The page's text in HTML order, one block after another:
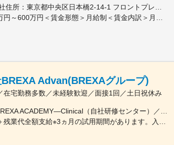
Advan(BREXAグループ)
在宅勤務多数／未経験歓迎／面接1回／土日祝休み